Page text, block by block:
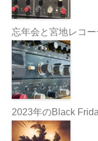
忘年会と宮地レコ
2023年のBlack